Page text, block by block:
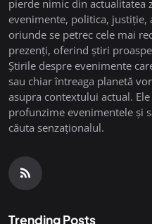
pierde nimic din actualitatea
evenimente, politica, justiție,
oriunde se petrec cele mai
prezenți, oferind știri
Știrile despre evenimente
sau chiar întreaga planetă
asupra contextului actual.
profunzime evenimentele și
căuta senzaționalul.
Trending Posts